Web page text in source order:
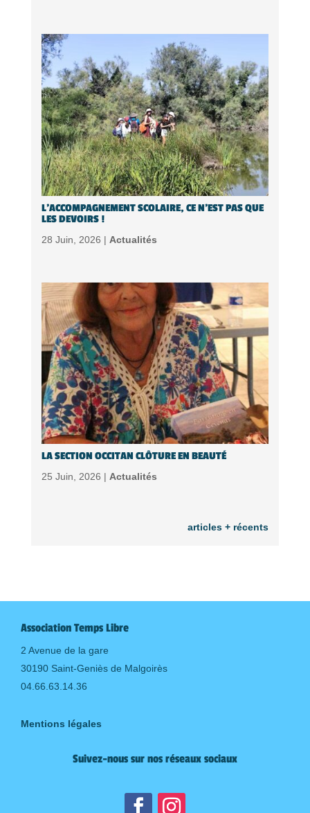
L’ACCOMPAGNEMENT SCOLAIRE, CE N’EST PAS QUE
LES DEVOIRS !
28 Juin, 2026 | Actualités
LA SECTION OCCITAN CLÔTURE EN BEAUTÉ
25 Juin, 2026 | Actualités
articles + récents
Association Temps Libre
2 Avenue de la gare
30190 Saint-Geniès de Malgoirès
04.66.63.14.36
Mentions légales
Suivez-nous sur nos réseaux sociaux